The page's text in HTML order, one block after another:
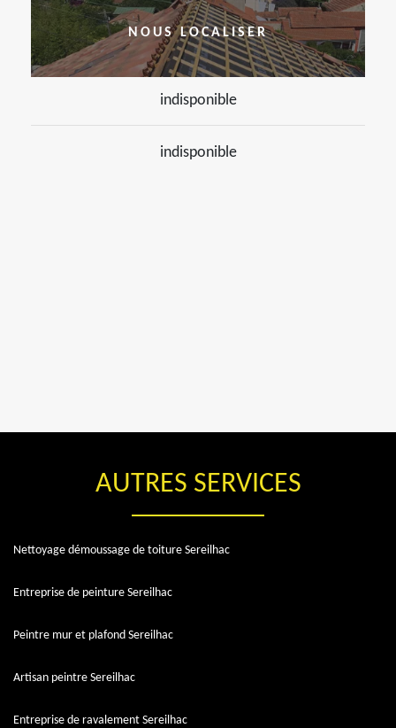
NOUS LOCALISER
indisponible
indisponible
AUTRES SERVICES
Nettoyage démoussage de toiture Sereilhac
Entreprise de peinture Sereilhac
Peintre mur et plafond Sereilhac
Artisan peintre Sereilhac
Entreprise de ravalement Sereilhac